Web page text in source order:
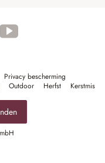
Privacy bescherming
Outdoor Herfst
Kerstmis